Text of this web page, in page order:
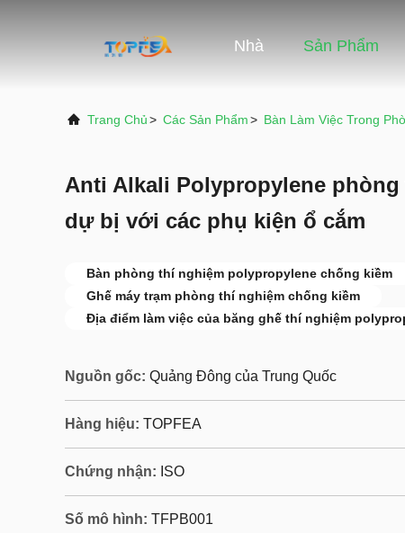
Nhà Sản Phẩm
Trang Chủ> Các Sản Phẩm> Bàn Làm Việc Trong
Anti Alkali Polypropylene
dự bị với các phụ kiện ổ cắm
Bàn phòng thí nghiệm polypropylene chống kiềm
Ghế máy trạm phòng thí nghiệm chống kiềm
Địa điểm làm việc của băng ghế thí nghiệm
Nguồn gốc: Quảng Đông của Trung Quốc
Hàng hiệu: TOPFEA
Chứng nhận: ISO
Số mô hình: TFPB001